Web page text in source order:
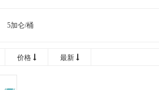
5加仑/桶
价格 最新